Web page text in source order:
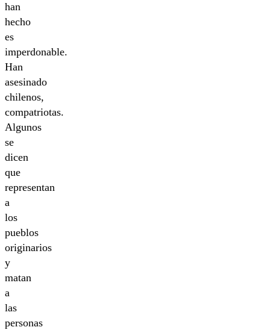
han
hecho
es
imperdonable.
Han
asesinado
chilenos,
compatriotas.
Algunos
se
dicen
que
representan
a
los
pueblos
originarios
y
matan
a
las
personas